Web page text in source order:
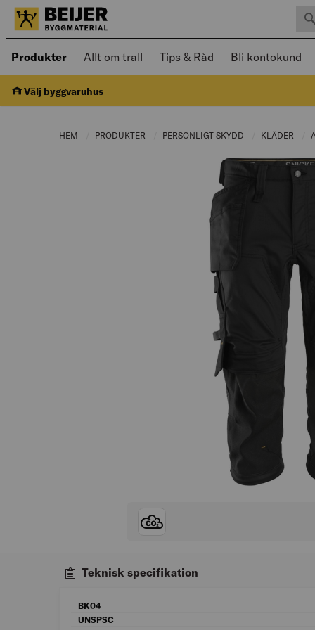
Produkter Öppnad meny kan navigeras med
Allt om trall Tips & Råd Bli kontokund
Välj byggvaruhus
HEM PRODUKTER CURRENT PAGE:
PERSONLIGT SKYDD CURRENT PAGE:
KLÄDER
Teknisk specifikation
BK04
UNSPSC